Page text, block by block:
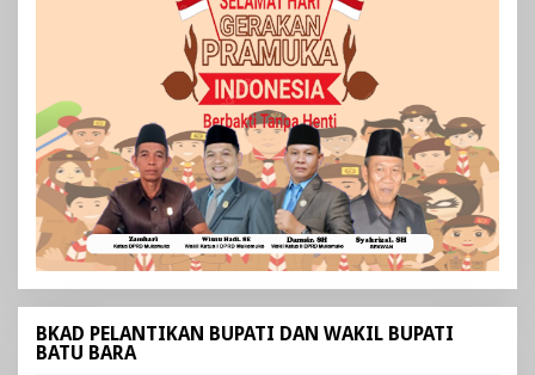
BKAD PELANTIKAN BUPATI DAN WAKIL BUPATI
BATU BARA